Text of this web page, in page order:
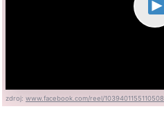
zdroj: www.facebook.com/reel/1039401155110508